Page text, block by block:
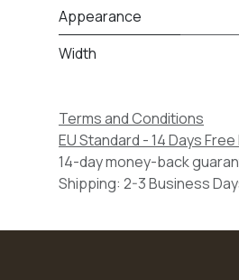
Appearance
Width
Terms and Conditions
EU Standard - 14 Days
14-day money-back
Shipping: 2-3 Business